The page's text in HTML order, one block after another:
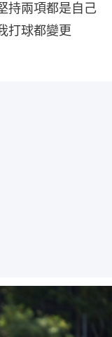
持兩項都是自己
打球都變更